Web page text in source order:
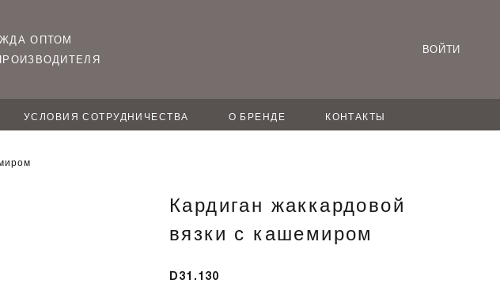
ОПТОМ
ВОЙТИ
УСЛОВИЯ СОТРУДНИЧЕСТВА О БРЕНДЕ КОНТАКТЫ
Кардиган жаккардовой
вязки с кашемиром
D31.130